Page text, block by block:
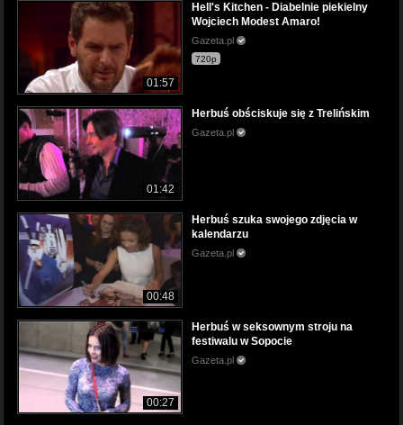
01:57
Hell's Kitchen - Diabelnie piekielny
Wojciech Modest Amaro!
Gazeta.pl
720p
01:42
Herbuś obściskuje się z Trelińskim
Gazeta.pl
00:48
Herbuś szuka swojego zdjęcia w
kalendarzu
Gazeta.pl
00:27
Herbuś w seksownym stroju na
festiwalu w Sopocie
Gazeta.pl